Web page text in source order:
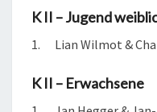
K II – Jugend
1. Lian Wilmot &
K II – Erwachsene